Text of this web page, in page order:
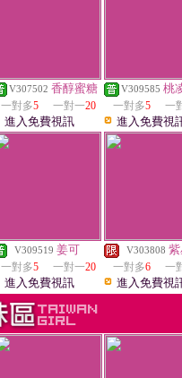
V307502 香醇蜜糖
一對多5 一對一20
進入免費視訊
V309585 桃
一對多5 一
進入免費視
V309519 姜可
一對多5 一對一20
進入免費視訊
V303808
一對多6 一
進入免費視